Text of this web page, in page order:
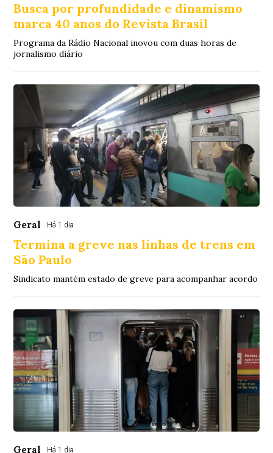
Busca por profundidade e dinamismo
marca 40 anos do Revista Brasil
Programa da Rádio Nacional inovou com duas horas de
jornalismo diário
Geral Há 1 dia
Termina a greve nas linhas de trens em
São Paulo
Sindicato mantém estado de greve para acompanhar acordo
Geral Há 1 dia